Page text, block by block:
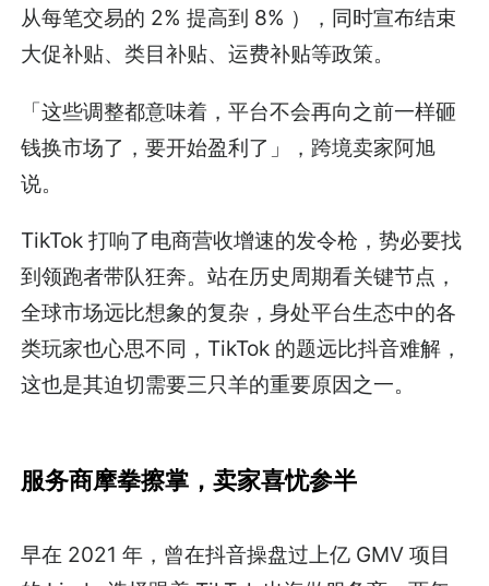
从每笔交易的 2% 提高到 8% ），同时宣布结束
大促补贴、类目补贴、运费补贴等政策。
「这些调整都意味着，平台不会再向之前一样砸
钱换市场了，要开始盈利了」，跨境卖家阿旭
说。
TikTok 打响了电商营收增速的发令枪，势必要找
到领跑者带队狂奔。站在历史周期看关键节点，
全球市场远比想象的复杂，身处平台生态中的各
类玩家也心思不同，TikTok 的题远比抖音难解，
这也是其迫切需要三只羊的重要原因之一。
服务商摩拳擦掌，卖家喜忧参半
早在 2021 年，曾在抖音操盘过上亿 GMV 项目